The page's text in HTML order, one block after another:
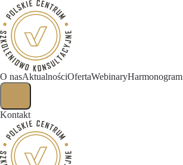
O nasAktualnościOfertaWebinaryHarmonogram
Kontakt